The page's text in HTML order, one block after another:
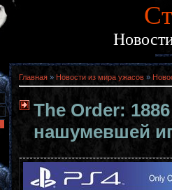
Главная » Новости из мира ужасов »
The Order:
нашумевшей